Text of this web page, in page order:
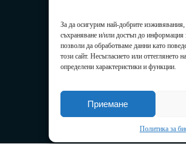
За да осигурим най-добрите
съхраняване и/или достъп до информация
позволи да обработваме данни като
този сайт. Несъгласието или оттеглянето
определени характеристики и функции.
Приемане
Политика за